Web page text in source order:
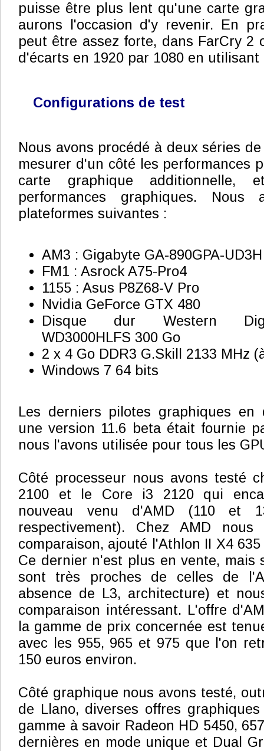
puisse être plus lent qu'une carte
aurons l'occasion d'y revenir. En
peut être assez forte, dans FarCry 2
d'écarts en 1920 par 1080 en
Configurations de test
Nous avons procédé à deux séries
mesurer d'un côté les performances
carte graphique
performances graphiques. Nous
plateformes suivantes :
AM3 : Gigabyte GA-890GPA-UD3H
FM1 : Asrock A75-Pro4
1155 : Asus P8Z68-V Pro
Nvidia GeForce GTX 480
Disque dur Western
WD3000HLFS 300 Go
2 x 4 Go DDR3 G.Skill 2133 MHz
Windows 7 64 bits
Les derniers pilotes graphiques en
une version 11.6 beta était fournie
nous l'avons utilisée pour tous les
Côté processeur nous avons testé
2100 et le Core i3 2120 qui
nouveau venu d'AMD (110 et
respectivement). Chez AMD
comparaison, ajouté l'Athlon II X4
Ce dernier n'est plus en vente, mais
sont très proches de celles de
absence de L3, architecture) et
comparaison intéressant. L'offre
la gamme de prix concernée est
avec les 955, 965 et 975 que l'on
150 euros environ.
Côté graphique nous avons testé,
de Llano, diverses offres
gamme à savoir Radeon HD 5450,
dernières en mode unique et Dual